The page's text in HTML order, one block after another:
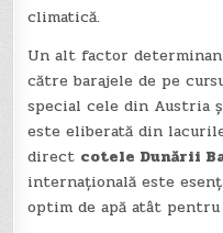
climatică.
Un alt factor
către barajele de pe
special cele din Austria
este eliberată din
direct cotele Dunării
internațională este
optim de apă atât